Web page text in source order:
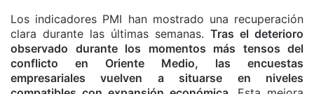
Los indicadores PMI han mostrado una recuperación
clara durante las últimas semanas. Tras el deterioro
observado durante los momentos más tensos del
conflicto en Oriente Medio, las encuestas
empresariales vuelven a situarse en niveles